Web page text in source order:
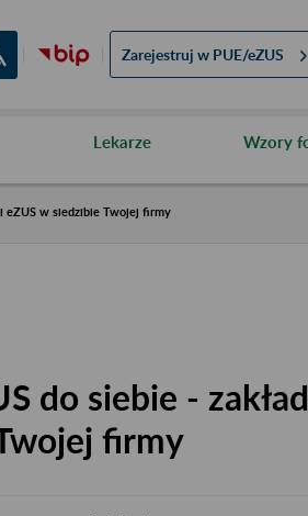
Zarejestruj w PUE/eZUS
Lekarze Wzory
eZUS w siedzibie Twojej firmy
do siebie -
firmy